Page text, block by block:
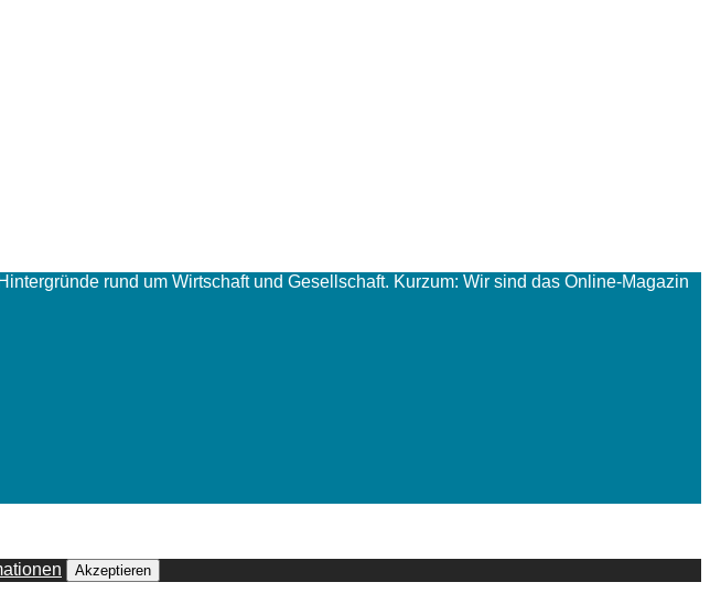
rund um Wirtschaft und Gesellschaft. Kurzum: Wir sind das Online-Magazin
Akzeptieren